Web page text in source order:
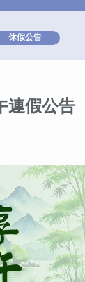
休假公告
連假公告